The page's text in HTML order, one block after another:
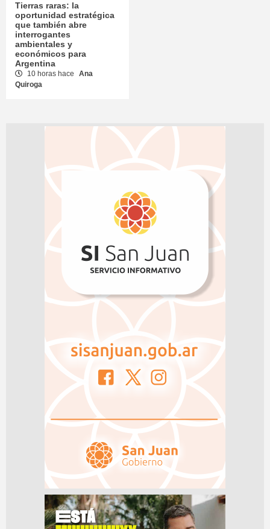
Tierras raras: la
oportunidad estratégica
que también abre
interrogantes
ambientales y
económicos para
Argentina
10 horas hace
Ana
Quiroga